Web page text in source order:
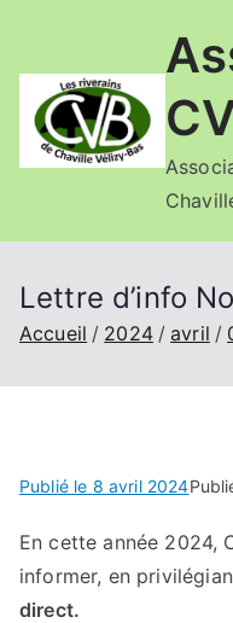
contenu
Lettre d’info
Accueil 2024 avril
Publié le 8 avril 2024
En cette année 2024,
informer, en
direct.